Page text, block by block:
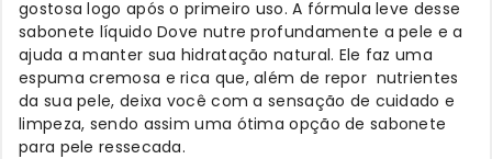
gostosa logo após o primeiro uso. A fórmula leve desse
sabonete líquido Dove nutre profundamente a pele e a
ajuda a manter sua hidratação natural. Ele faz uma
espuma cremosa e rica que, além de repor nutrientes
da sua pele, deixa você com a sensação de cuidado e
limpeza, sendo assim uma ótima opção de sabonete
para pele ressecada.